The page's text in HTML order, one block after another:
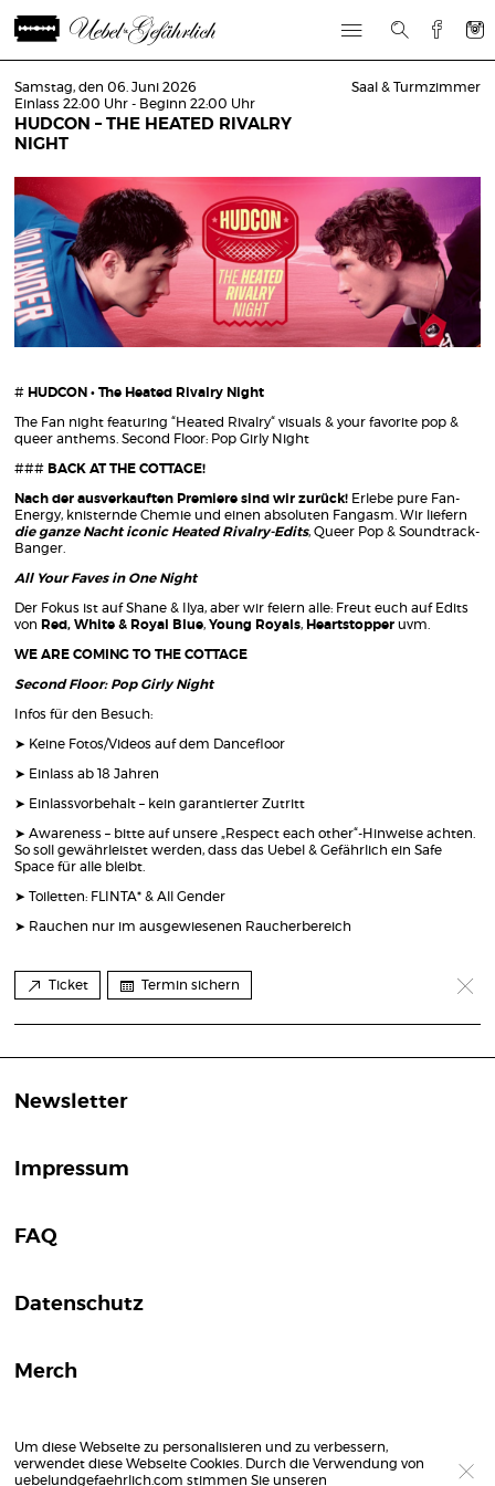
Samstag, den 06. Juni 2026
Einlass 22:00 Uhr - Beginn 22:00 Uhr
HUDCON – THE HEATED RIVALRY
NIGHT
Saal & Turmzimmer
# HUDCON • The Heated Rivalry Night
The Fan night featuring “Heated Rivalry“ visuals & your favorite pop &
queer anthems. Second Floor: Pop Girly Night
### BACK AT THE COTTAGE!
Nach der ausverkauften Premiere sind wir zurück! Erlebe pure Fan-
Energy, knisternde Chemie und einen absoluten Fangasm. Wir liefern
die ganze Nacht iconic Heated Rivalry-Edits, Queer Pop & Soundtrack-
Banger.
All Your Faves in One Night
Der Fokus ist auf Shane & Ilya, aber wir feiern alle: Freut euch auf Edits
von Red, White & Royal Blue, Young Royals, Heartstopper uvm.
WE ARE COMING TO THE COTTAGE
Second Floor: Pop Girly Night
Infos für den Besuch:
➤ Keine Fotos/Videos auf dem Dancefloor
➤ Einlass ab 18 Jahren
➤ Einlassvorbehalt – kein garantierter Zutritt
➤ Awareness – bitte auf unsere „Respect each other“-Hinweise achten.
So soll gewährleistet werden, dass das Uebel & Gefährlich ein Safe
Space für alle bleibt.
➤ Toiletten: FLINTA* & All Gender
➤ Rauchen nur im ausgewiesenen Raucherbereich
Ticket Termin sichern
Newsletter
Impressum
FAQ
Datenschutz
Merch
Um diese Webseite zu personalisieren und zu verbessern,
verwendet diese Webseite Cookies. Durch die Verwendung von
uebelundgefaehrlich.com stimmen Sie unseren